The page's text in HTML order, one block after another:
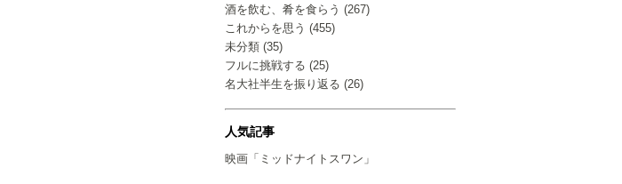
酒を飲む、肴を食らう (267)
これからを思う (455)
未分類 (35)
フルに挑戦する (25)
名大社半生を振り返る (26)
人気記事
映画「ミッドナイトスワン」